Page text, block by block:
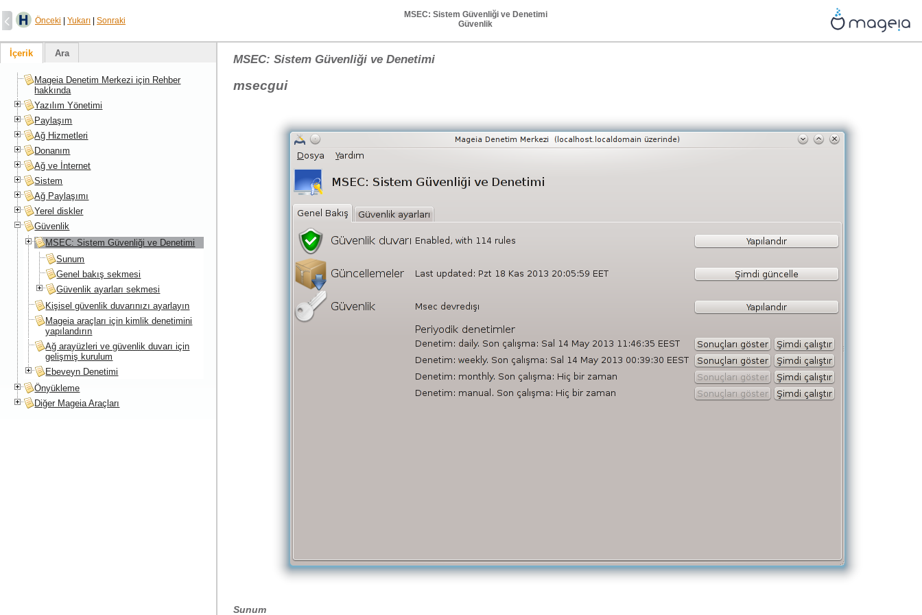
Önceki Yukarı Sonraki
MSEC: Sistem Güvenliği ve Denetimi
Güvenlik
MSEC: Sistem Güvenliği ve Denetimi
msecgui
Sunum
İçerik Ara
Mageia Denetim Merkezi için Rehber
hakkında
Yazılım Yönetimi
Paylaşım
Ağ Hizmetleri
Donanım
Ağ ve İnternet
Sistem
Ağ Paylaşımı
Yerel diskler
Güvenlik
MSEC: Sistem Güvenliği ve Denetimi
Sunum
Genel bakış sekmesi
Güvenlik ayarları sekmesi
Kişisel güvenlik duvarınızı ayarlayın
Mageia araçları için kimlik denetimini
yapılandırın
Ağ arayüzleri ve güvenlik duvarı için
gelişmiş kurulum
Ebeveyn Denetimi
Önyükleme
Diğer Mageia Araçları